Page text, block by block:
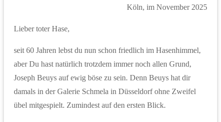
Köln, im November 2025
Lieber toter Hase,
seit 60 Jahren lebst du nun schon friedlich im Hasenhimmel,
aber Du hast natürlich trotzdem immer noch allen Grund,
Joseph Beuys auf ewig böse zu sein. Denn Beuys hat dir
damals in der Galerie Schmela in Düsseldorf ohne Zweifel
übel mitgespielt. Zumindest auf den ersten Blick.